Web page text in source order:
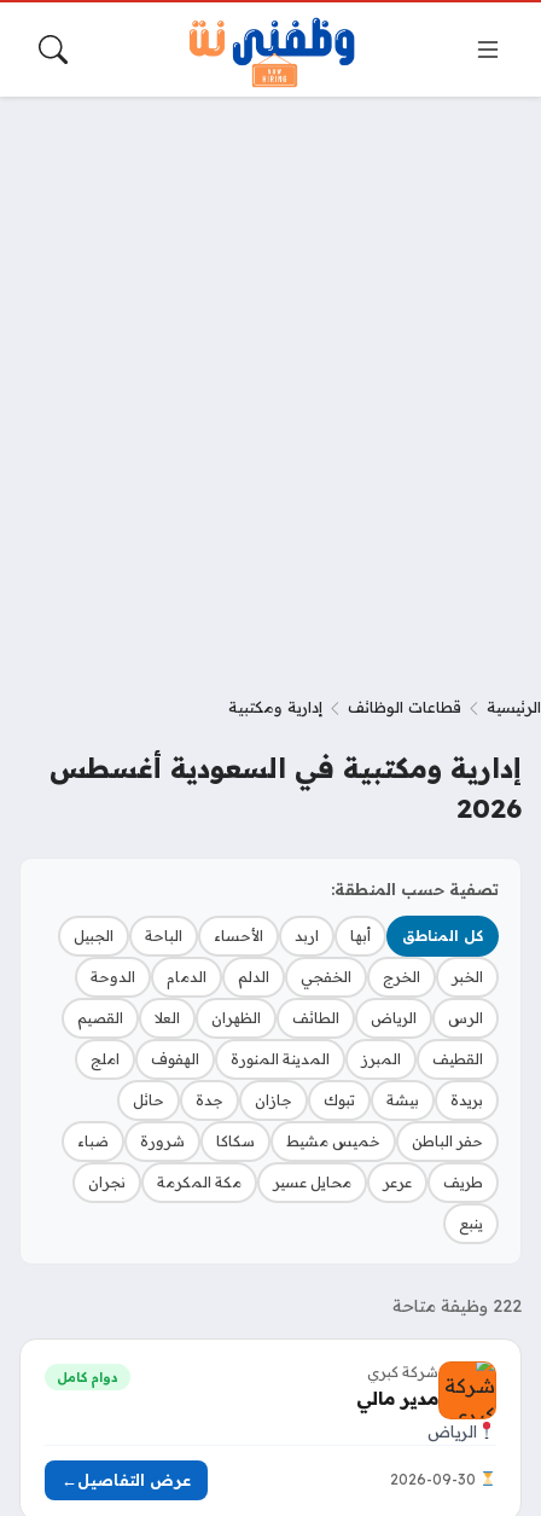
الرئيسية قطاعات الوظائف إدارية ومكتبية
إدارية ومكتبية في السعودية أغسطس
2026
تصفية حسب المنطقة:
كل المناطق أبها اربد الأحساء الباحة الجبيل
الخبر الخرج الخفجي الدلم الدمام الدوحة
الرس الرياض الطائف الظهران العلا القصيم
القطيف المبرز المدينة المنورة الهفوف املج
بريدة بيشة تبوك جازان جدة حائل
حفر الباطن خميس مشيط سكاكا شرورة ضباء
طريف عرعر محايل عسير مكة المكرمة نجران
ينبع
222 وظيفة متاحة
شركة كبري
مدير مالي
دوام كامل
الرياض
عرض التفاصيل←